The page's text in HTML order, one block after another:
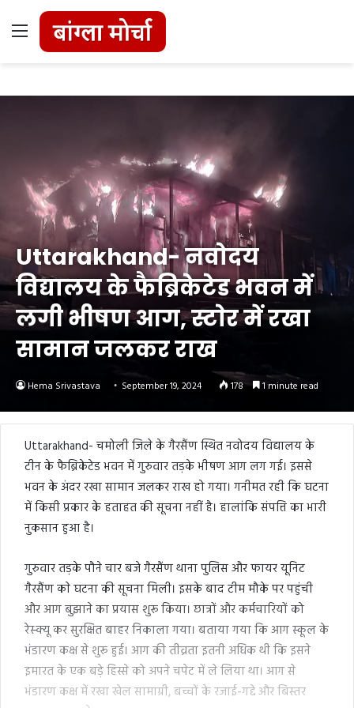
Menu
Uttarakhand- नवोदय
विद्यालय के फैब्रिकेटेड भवन में
लगी भीषण आग, स्टाेर में रखा
सामान जलकर राख
Hema Srivastava September 19, 2024 178 1 minute read
Uttarakhand- चमोली जिले के गैरसैंण स्थित नवोदय विद्यालय के
टीन के फैब्रिकेटेड भवन में गुरुवार तड़के भीषण आग लग गई। इससे
भवन के अंदर रखा सामान जलकर राख हो गया। गनीमत रही कि घटना
में किसी प्रकार के हताहत की सूचना नहीं है। हालांकि संपत्ति का भारी
नुकसान हुआ है।
गुरुवार तड़के पौने चार बजे गैरसैंण थाना पुलिस और फायर यूनिट
गैरसैंण काे घटना की सूचना मिली। इसके बाद टीम मौके पर पहुंची
और आग बुझाने का प्रयास शुरू किया। छात्रों और कर्मचारियों को
रेस्क्यू कर सुरक्षित बाहर निकाला गया। बताया गया कि आग स्कूल के
भंडारण कक्ष से शुरू हुई। आग की तीव्रता इतनी अधिक थी कि इसने
इमारत के एक बड़े हिस्से को अपने चपेट में ले लिया था। आग से
भंडारण कक्ष में रखा खेल सामाग्री, बच्चों के रजाई-गद्दे और बिस्तर